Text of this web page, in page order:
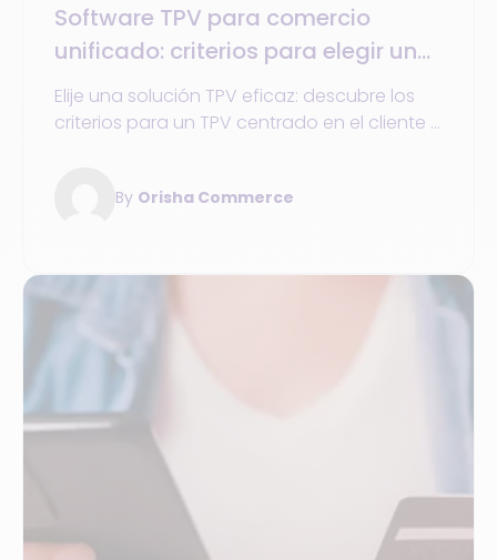
Software TPV para comercio
unificado: criterios para elegir un
sistema TPV centrado en el cliente
Elije una solución TPV eficaz: descubre los
criterios para un TPV centrado en el cliente y
By Orisha Commerce